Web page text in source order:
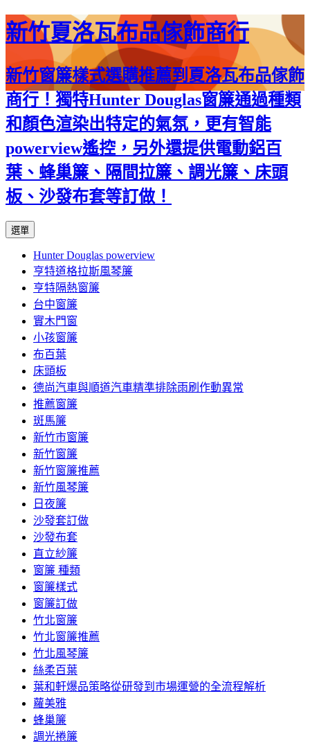
新竹夏洛瓦布品傢飾商行
新竹窗簾樣式選購推薦到夏洛瓦布品傢飾
商行！獨特Hunter Douglas窗簾通過種類
和顏色渲染出特定的氣氛，更有智能
powerview遙控，另外還提供電動鋁百
葉、蜂巢簾、隔間拉簾、調光簾、床頭
板、沙發布套等訂做！
選單
內
容
Hunter Douglas powerview
亨特道格拉斯風琴簾
亨特隔熱窗簾
台中窗簾
實木門窗
小孩窗簾
布百葉
床頭板
德尚汽車與順道汽車精準排除雨刷作動異常
推薦窗簾
斑馬簾
新竹市窗簾
新竹窗簾
新竹窗簾推薦
新竹風琴簾
日夜簾
沙發套訂做
沙發布套
直立紗簾
窗簾 種類
窗簾樣式
窗簾訂做
竹北窗簾
竹北窗簾推薦
竹北風琴簾
絲柔百葉
葉和軒爆品策略從研發到市場運營的全流程解析
蘿美雅
蜂巢簾
調光捲簾